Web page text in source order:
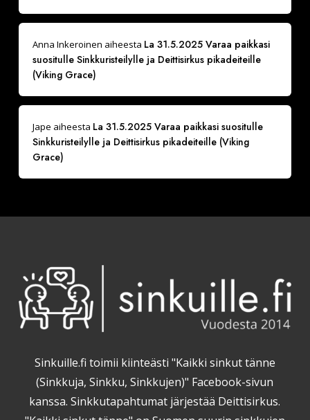
Anna Inkeroinen aiheesta La 31.5.2025 Varaa paikkasi
suositulle Sinkkuristeilylle ja Deittisirkus pikadeiteille
(Viking Grace)
Jape aiheesta La 31.5.2025 Varaa paikkasi suositulle
Sinkkuristeilylle ja Deittisirkus pikadeiteille (Viking
Grace)
Sinkuille.fi toimii kiinteästi "Kaikki sinkut tänne
(Sinkkuja, Sinkku, Sinkkujen)" Facebook-sivun
kanssa. Sinkkutapahtumat järjestää Deittisirkus.